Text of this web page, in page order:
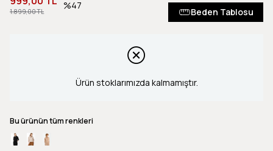
1.899,00 TL
47
Beden Tablosu
Ürün stoklarımızda kalmamıştır.
Bu ürünün tüm renkleri